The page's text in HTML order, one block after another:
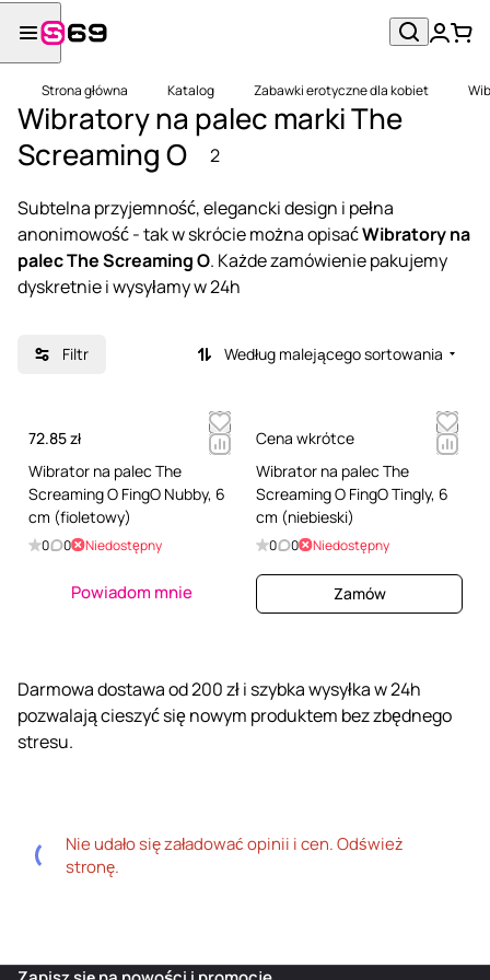
Strona główna Katalog Zabawki erotyczne dla kobiet
Wibratory na palec marki The
Screaming O
2
Subtelna przyjemność, elegancki design i pełna
anonimowość - tak w skrócie można opisaćWibratory na
palec The Screaming O. Każde zamówienie pakujemy
dyskretnie i wysyłamy w 24h
Filtr Według malejącego sortowania
72.85 zł
Wibrator na palec The
Screaming O FingO Nubby, 6
cm (fioletowy)
0 0 Niedostępny
Powiadom mnie
Cena wkrótce
Wibrator na palec The
Screaming O FingO Tingly, 6
cm (niebieski)
0 0 Niedostępny
Zamów
Darmowa dostawa od 200 zł i szybka wysyłka w 24h
pozwalają cieszyć się nowym produktem bez zbędnego
stresu.
Nie udało się załadować opinii i cen. Odśwież
stronę.